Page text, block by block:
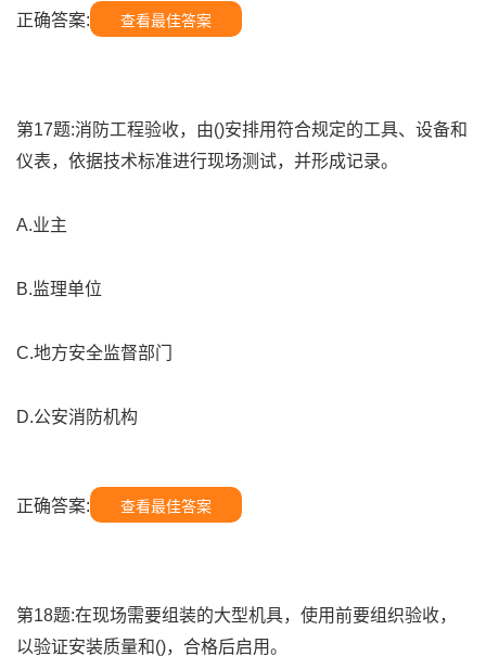
正确答案: 查看最佳答案
第17题:消防工程验收，由()安排用符合规定的工具、设备和
仪表，依据技术标准进行现场测试，并形成记录。
A.业主
B.监理单位
C.地方安全监督部门
D.公安消防机构
正确答案: 查看最佳答案
第18题:在现场需要组装的大型机具，使用前要组织验收，
以验证安装质量和()，合格后启用。